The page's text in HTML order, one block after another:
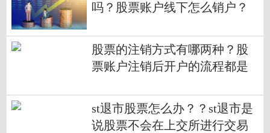
吗？股票账户线下怎么销户？
股票的注销方式有哪两种？股
票账户注销后开户的流程都是
st退市股票怎么办？？st退市是
说股票不会在上交所进行交易